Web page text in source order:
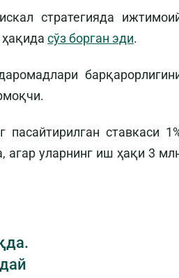
стратегияда
сўз борган эди.
ставкаси
агар уларнинг иш ҳақи 3